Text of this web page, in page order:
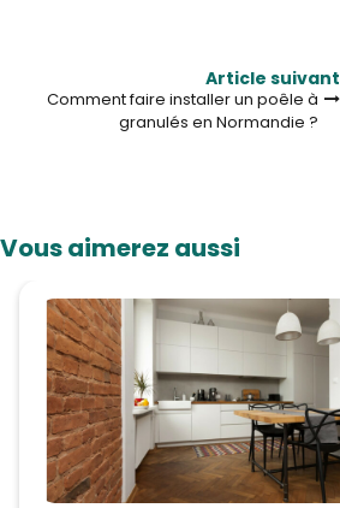
Article suivant
Comment faire installer un poêle à
granulés en Normandie ?
Vous aimerez aussi